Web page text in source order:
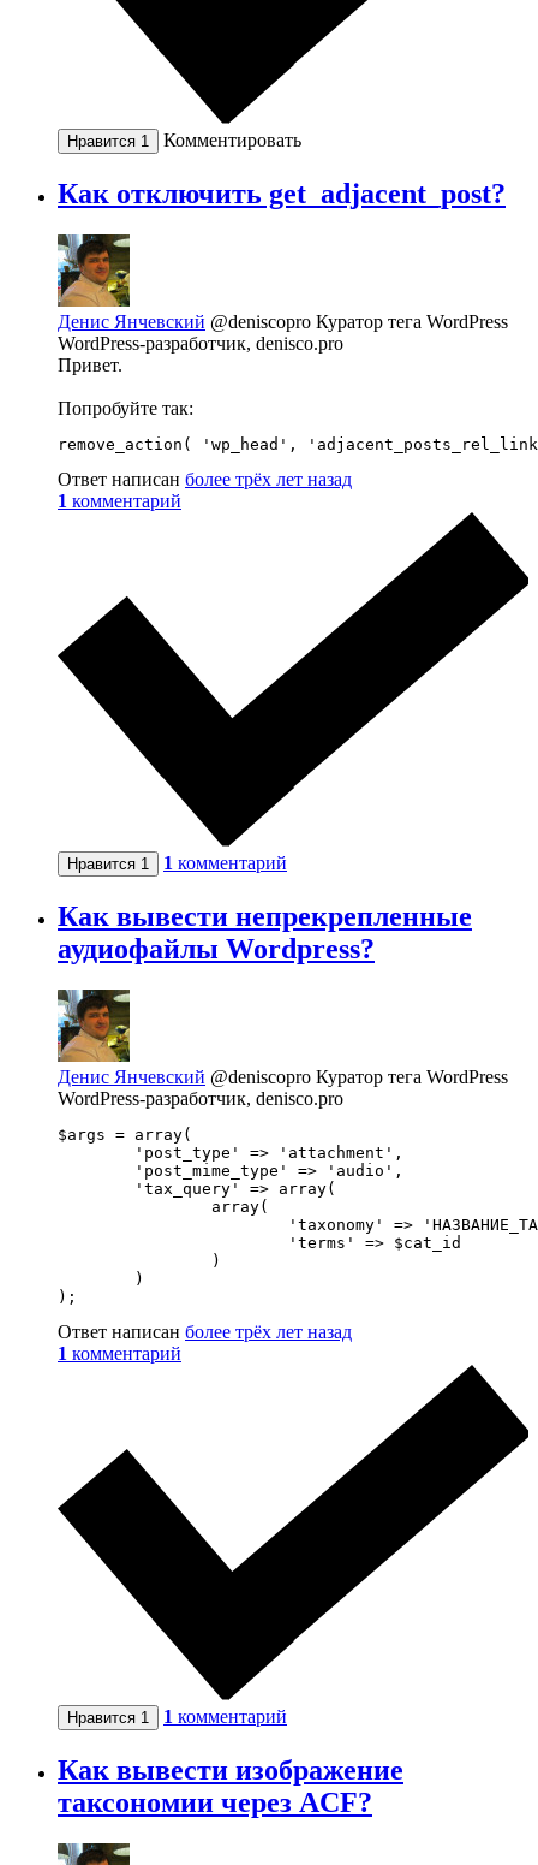
Нравится 1 Комментировать
Как отключить get_adjacent_post?
Денис Янчевский @deniscopro Куратор тега WordPress
WordPress-разработчик, denisco.pro
Привет.
Попробуйте так:
remove_action( 'wp_head',
Ответ написан более трёх лет назад
1 комментарий
Нравится 1 1 комментарий
Как вывести непрекрепленные
аудиофайлы Wordpress?
Денис Янчевский @deniscopro Куратор тега WordPress
WordPress-разработчик, denisco.pro
$args = array(
);
Ответ написан более трёх лет назад
1 комментарий
Нравится 1 1 комментарий
Как вывести изображение
таксономии через ACF?